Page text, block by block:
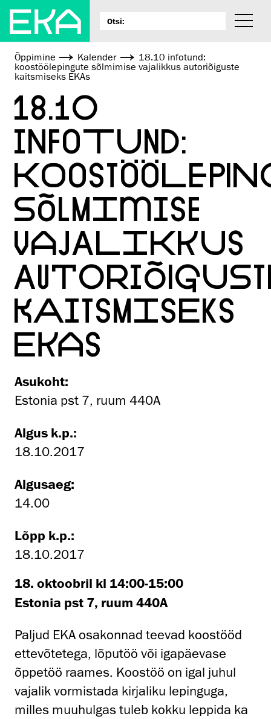
Õppimine Kalender
18.10 infotund:
koostöölepingute sõlmimise vajalikkus autoriõiguste
kaitsmiseks EKAs
18.10
INFOTUND:
SÕLMIMISE
VAJALIKKUS
KAITSMISEKS
EKAS
Asukoht:
Estonia pst 7, ruum 440A
Algus k.p.:
18.10.2017
Algusaeg:
14.00
Lõpp k.p.:
18.10.2017
18. oktoobril kl 14:00-15:00
Estonia pst 7, ruum 440A
Paljud EKA osakonnad teevad koostööd
ettevõtetega, lõputöö või igapäevase
õppetöö raames. Koostöö on igal juhul
vajalik vormistada kirjaliku lepinguga,
milles muuhulgas tuleb kokku leppida ka